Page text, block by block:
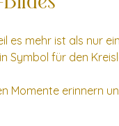
es mehr ist als nur
Symbol für den
Momente erinnern